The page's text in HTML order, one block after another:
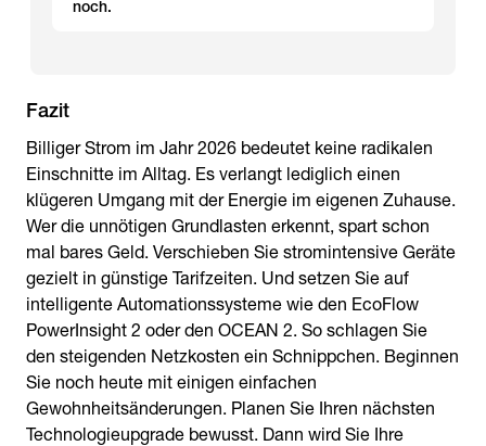
noch.
Fazit
Billiger Strom im Jahr 2026 bedeutet keine radikalen
Einschnitte im Alltag. Es verlangt lediglich einen
klügeren Umgang mit der Energie im eigenen Zuhause.
Wer die unnötigen Grundlasten erkennt, spart schon
mal bares Geld. Verschieben Sie stromintensive Geräte
gezielt in günstige Tarifzeiten. Und setzen Sie auf
intelligente Automationssysteme wie den EcoFlow
PowerInsight 2 oder den OCEAN 2. So schlagen Sie
den steigenden Netzkosten ein Schnippchen. Beginnen
Sie noch heute mit einigen einfachen
Gewohnheitsänderungen. Planen Sie Ihren nächsten
Technologieupgrade bewusst. Dann wird Sie Ihre